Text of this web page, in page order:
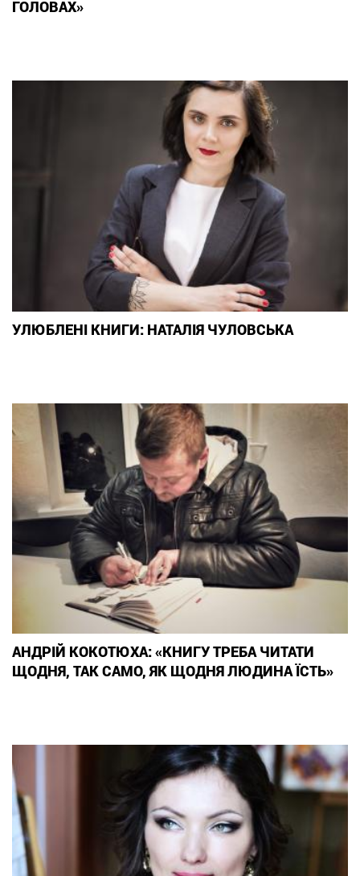
ГОЛОВАХ»
УЛЮБЛЕНІ КНИГИ: НАТАЛІЯ ЧУЛОВСЬКА
АНДРІЙ КОКОТЮХА: «КНИГУ ТРЕБА ЧИТАТИ
ЩОДНЯ, ТАК САМО, ЯК ЩОДНЯ ЛЮДИНА ЇСТЬ»